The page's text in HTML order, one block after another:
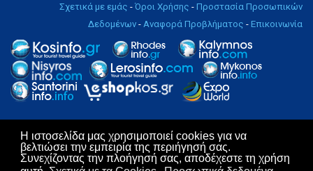
Η ιστοσελίδα μας χρησιμοποιεί cookies για να
βελτιώσει την εμπειρία της περιήγησή σας.
Συνεχίζοντας την πλοήγησή σας, αποδέχεστε τη χρήση
Σχετικά με εμάς - Όροι Χρήσης - Προστασία Προσωπικών
Δεδομένων - Αναφορά Προβλήματος - Επικοινωνία
Copyright © 2004 - 2019. All rights Reserved. | Design & Hosting by
KosNet